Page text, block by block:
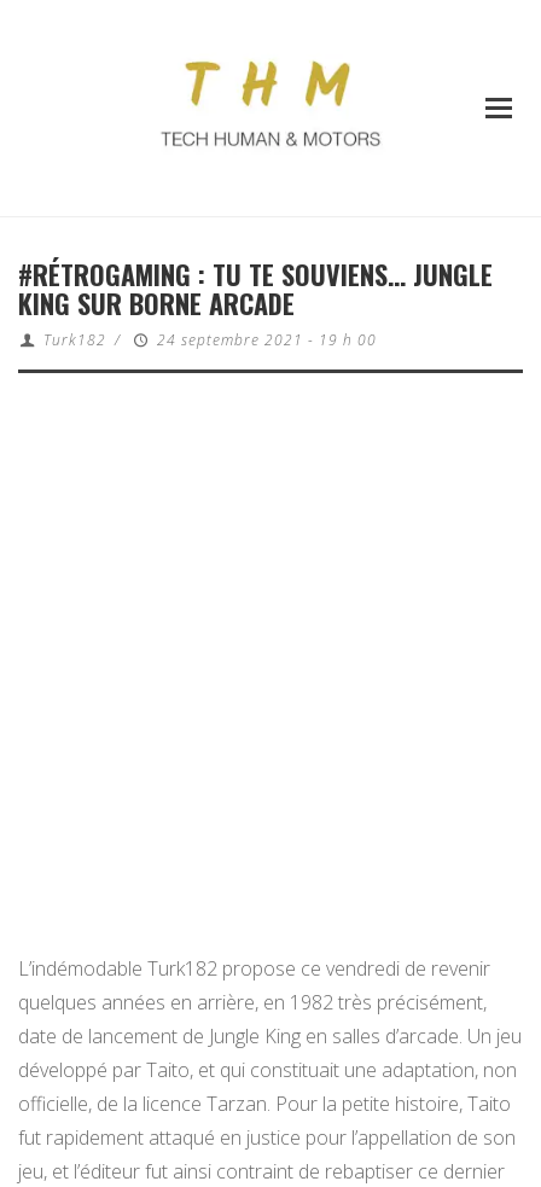
#RÉTROGAMING : TU TE SOUVIENS… JUNGLE
KING SUR BORNE ARCADE
Turk182 / 24 septembre 2021 - 19 h 00
L’indémodable Turk182 propose ce vendredi de revenir
quelques années en arrière, en 1982 très précisément,
date de lancement de Jungle King en salles d’arcade. Un jeu
développé par Taito, et qui constituait une adaptation, non
officielle, de la licence Tarzan. Pour la petite histoire, Taito
fut rapidement attaqué en justice pour l’appellation de son
jeu, et l’éditeur fut ainsi contraint de rebaptiser ce dernier